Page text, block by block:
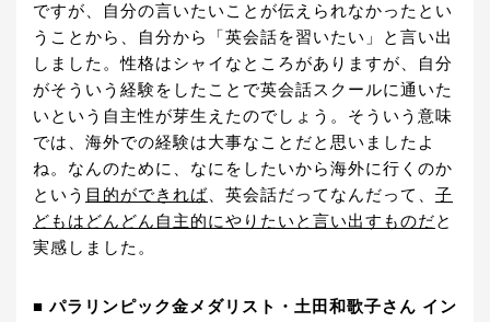
ですが、自分の言いたいことが伝えられなかったとい
うことから、自分から「英会話を習いたい」と言い出
しました。性格はシャイなところがありますが、自分
がそういう経験をしたことで英会話スクールに通いた
いという自主性が芽生えたのでしょう。そういう意味
では、海外での経験は大事なことだと思いましたよ
ね。なんのために、なにをしたいから海外に行くのか
という 目的ができれば 、英会話だってなんだって、 子
どもはどんどん自主的にやりたいと言い出すものだと
実感しました。
■ パラリンピック金メダリスト・土田和歌子さん イン